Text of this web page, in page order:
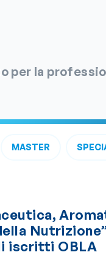
la
MASTER
iscritti OBLA